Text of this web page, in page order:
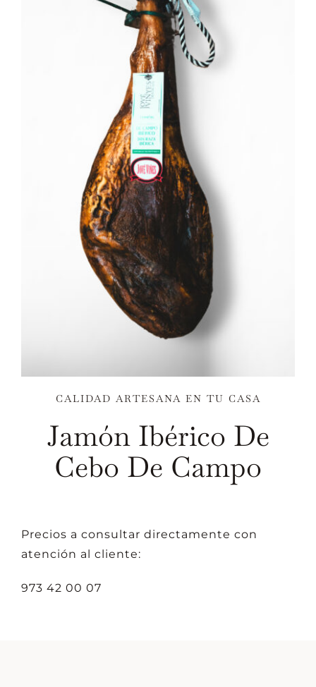
CALIDAD ARTESANA EN TU CASA
Jamón Ibérico De
Cebo De Campo
Precios a consultar directamente con
atención al cliente:
973 42 00 07